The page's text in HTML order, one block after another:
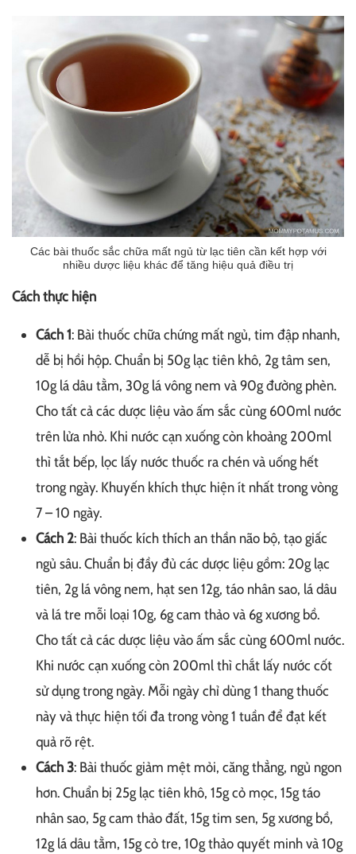
Các bài thuốc sắc chữa mất ngủ từ lạc tiên cần kết hợp với
nhiều dược liệu khác để tăng hiệu quả điều trị
Cách thực hiện
Cách 1: Bài thuốc chữa chứng mất ngủ, tim đập nhanh,
dễ bị hồi hộp. Chuẩn bị 50g lạc tiên khô, 2g tâm sen,
10g lá dâu tằm, 30g lá vông nem và 90g đường phèn.
Cho tất cả các dược liệu vào ấm sắc cùng 600ml nước
trên lửa nhỏ. Khi nước cạn xuống còn khoảng 200ml
thì tắt bếp, lọc lấy nước thuốc ra chén và uống hết
trong ngày. Khuyến khích thực hiện ít nhất trong vòng
7 – 10 ngày.
Cách 2: Bài thuốc kích thích an thần não bộ, tạo giấc
ngủ sâu. Chuẩn bị đầy đủ các dược liệu gồm: 20g lạc
tiên, 2g lá vông nem, hạt sen 12g, táo nhân sao, lá dâu
và lá tre mỗi loại 10g, 6g cam thảo và 6g xương bồ.
Cho tất cả các dược liệu vào ấm sắc cùng 600ml nước.
Khi nước cạn xuống còn 200ml thì chắt lấy nước cốt
sử dụng trong ngày. Mỗi ngày chỉ dùng 1 thang thuốc
này và thực hiện tối đa trong vòng 1 tuần để đạt kết
quả rõ rệt.
Cách 3: Bài thuốc giảm mệt mỏi, căng thẳng, ngủ ngon
hơn. Chuẩn bị 25g lạc tiên khô, 15g cỏ mọc, 15g táo
nhân sao, 5g cam thảo đất, 15g tim sen, 5g xương bồ,
12g lá dâu tằm, 15g cỏ tre, 10g thảo quyết minh và 10g